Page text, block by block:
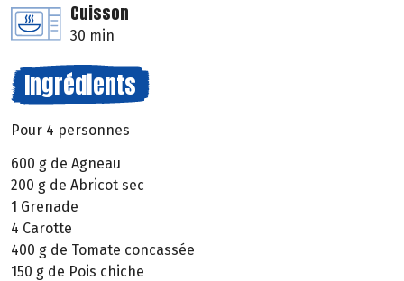
Cuisson
30 min
Ingrédients
Pour 4 personnes
600 g de Agneau
200 g de Abricot sec
1 Grenade
4 Carotte
400 g de Tomate concassée
150 g de Pois chiche